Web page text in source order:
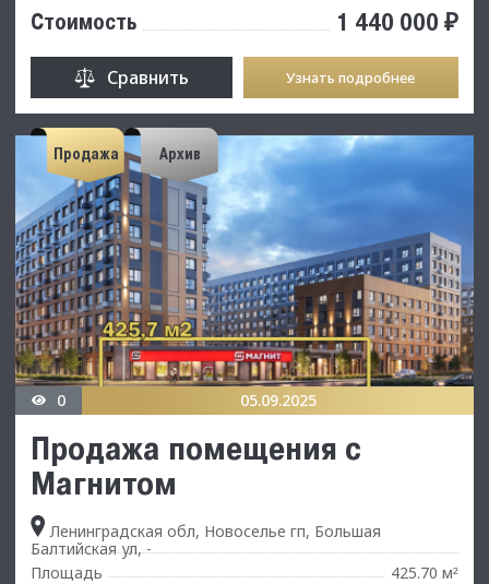
Стоимость 1 440 000 ₽
Сравнить Узнать подробнее
Продажа Архив
0 05.09.2025
Продажа помещения с
Магнитом
Ленинградская обл, Новоселье гп, Большая
Балтийская ул, -
Площадь
425.70 м²